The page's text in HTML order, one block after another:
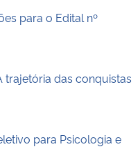
para o Edital nº
trajetória das conquistas
para Psicologia e